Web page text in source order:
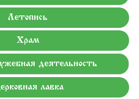
Летопись
Храм
деятельность
лавка